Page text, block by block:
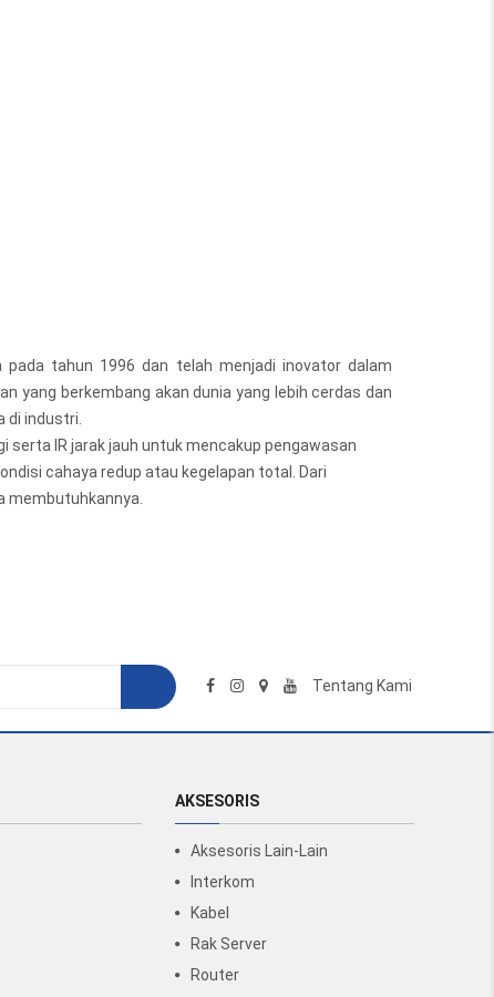
tahun 1996 dan telah menjadi inovator dalam
yang berkembang akan dunia yang lebih cerdas dan
di industri.
serta IR jarak jauh untuk mencakup pengawasan
cahaya redup atau kegelapan total. Dari
membutuhkannya.
Tentang Kami
AKSESORIS
Aksesoris Lain-Lain
Interkom
Kabel
Rak Server
Router